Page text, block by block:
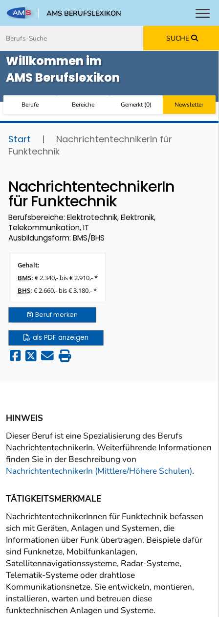
AMS BERUFSLEXIKON
SUCHE
Willkommen im
AMS Berufslexikon
Berufe Bereiche Gemerkt(0) Newsletter
Start |
NachrichtentechnikerIn für
Funktechnik
NachrichtentechnikerIn
für Funktechnik
Berufsbereiche: Elektrotechnik, Elektronik,
Telekommunikation, IT
Ausbildungsform: BMS/BHS
Gehalt:
BMS: € 2.340,- bis € 2.910,- *
BHS: € 2.660,- bis € 3.180,- *
Berufmerken
als PDF anzeigen
HINWEIS
Dieser Beruf ist eine Spezialisierung des Berufs
NachrichtentechnikerIn. Weiterführende Informationen
finden Sie in der Beschreibung von
NachrichtentechnikerIn (Mittlere/Höhere Schulen).
TÄTIGKEITSMERKMALE
NachrichtentechnikerInnen für Funktechnik befassen
sich mit Geräten, Anlagen und Systemen, die
Informationen über Funk übertragen. Beispiele dafür
sind Funknetze, Mobilfunkanlagen,
Satellitennavigationssysteme, Radar-Systeme,
Telematik-Systeme oder drahtlose
Kommunikationsnetze. Sie entwickeln, montieren,
installieren, warten und betreuen diese
funktechnischen Anlagen und Systeme.